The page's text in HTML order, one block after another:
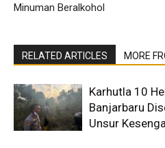
Minuman Beralkohol
RELATED ARTICLES MORE
Karhutla 10
Banjarbaru
Unsur